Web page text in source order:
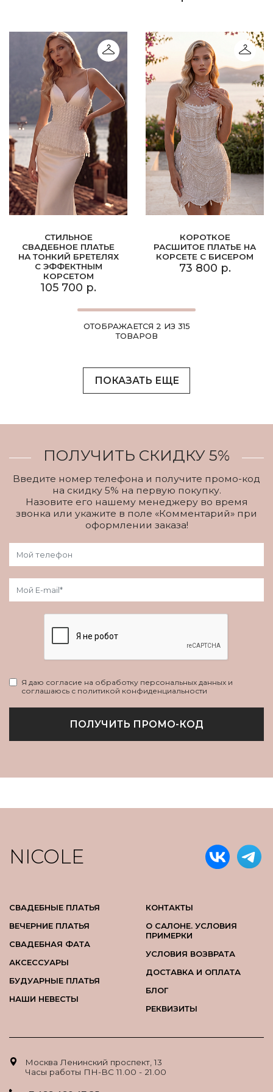
СТИЛЬНОЕ
СВАДЕБНОЕ ПЛАТЬЕ
НА ТОНКИЙ БРЕТЕЛЯХ
С ЭФФЕКТНЫМ
КОРСЕТОМ
105 700 р.
КОРОТКОЕ
РАСШИТОЕ ПЛАТЬЕ НА
КОРСЕТЕ С БИСЕРОМ
73 800 р.
ОТОБРАЖАЕТСЯ 2 ИЗ 315
ТОВАРОВ
ПОКАЗАТЬ ЕЩЕ
ПОЛУЧИТЬ СКИДКУ 5%
Введите номер телефона и получите промо-код
на скидку 5% на первую покупку.
Назовите его нашему менеджеру во время
звонка или укажите в поле «Комментарий» при
оформлении заказа!
Я даю согласие на обработку персональных данных и
соглашаюсь с политикой конфиденциальности
ПОЛУЧИТЬ ПРОМО-КОД
NICOLE
СВАДЕБНЫЕ ПЛАТЬЯ
ВЕЧЕРНИЕ ПЛАТЬЯ
СВАДЕБНАЯ ФАТА
АКСЕССУАРЫ
БУДУАРНЫЕ ПЛАТЬЯ
НАШИ НЕВЕСТЫ
КОНТАКТЫ
О САЛОНЕ. УСЛОВИЯ
ПРИМЕРКИ
УСЛОВИЯ ВОЗВРАТА
ДОСТАВКА И ОПЛАТА
БЛОГ
РЕКВИЗИТЫ
Москва Ленинский проспект, 13
Часы работы ПН-ВС 11.00 - 21.00